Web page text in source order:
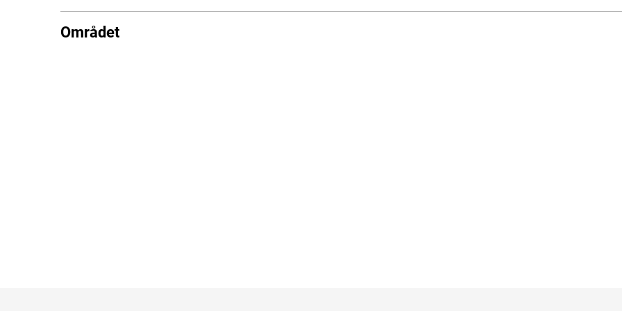
Området